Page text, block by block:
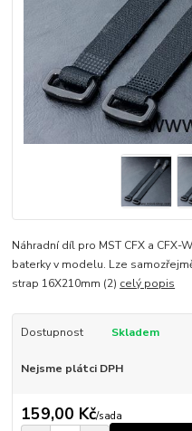
Náhradní díl pro MST CFX a CFX-
baterky v modelu. Lze
strap 16X210mm (2) celý popis
Dostupnost Skladem
Nejsme plátci DPH
159,00 Kč/sada